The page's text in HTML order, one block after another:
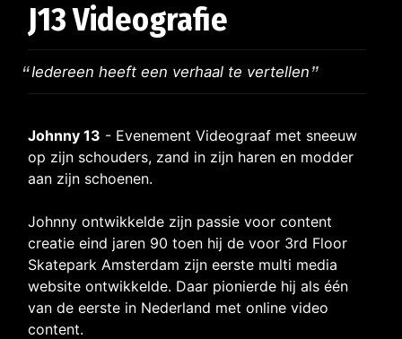
J13 Videografie
Iedereen heeft een verhaal te vertellen
Johnny 13 - Evenement Videograaf met sneeuw
op zijn schouders, zand in zijn haren en modder
aan zijn schoenen.
Johnny ontwikkelde zijn passie voor content
creatie eind jaren 90 toen hij de voor 3rd Floor
Skatepark Amsterdam zijn eerste multi media
website ontwikkelde. Daar pionierde hij als één
van de eerste in Nederland met online video
content.